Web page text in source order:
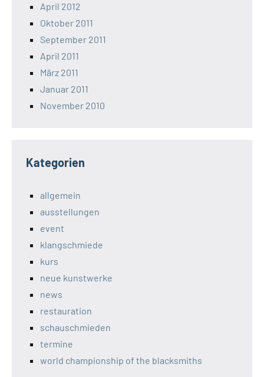
April 2012
Oktober 2011
September 2011
April 2011
März 2011
Januar 2011
November 2010
Kategorien
allgemein
ausstellungen
event
klangschmiede
kurs
neue kunstwerke
news
restauration
schauschmieden
termine
world championship of the blacksmiths